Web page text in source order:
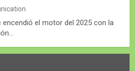
encendió el motor del 2025 con la